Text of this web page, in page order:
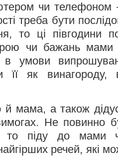
чи телефоном
треба бути
то ці півгодини
чи бажань
умови
її як
й мама, а також
Не повинно
то піду до мами
речей, які